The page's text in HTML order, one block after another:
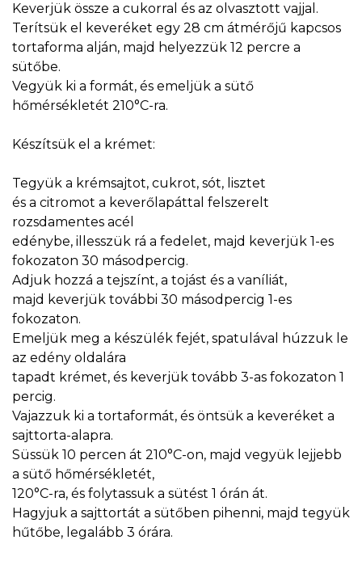
Keverjük össze a cukorral és az olvasztott vajjal.
Terítsük el keveréket egy 28 cm átmérőjű kapcsos
tortaforma alján, majd helyezzük 12 percre a
sütőbe.
Vegyük ki a formát, és emeljük a sütő
hőmérsékletét 210°C-ra.
Készítsük el a krémet:
Tegyük a krémsajtot, cukrot, sót, lisztet
és a citromot a keverőlapáttal felszerelt
rozsdamentes acél
edénybe, illesszük rá a fedelet, majd keverjük 1-es
fokozaton 30 másodpercig.
Adjuk hozzá a tejszínt, a tojást és a vaníliát,
majd keverjük további 30 másodpercig 1-es
fokozaton.
Emeljük meg a készülék fejét, spatulával húzzuk le
az edény oldalára
tapadt krémet, és keverjük tovább 3-as fokozaton 1
percig.
Vajazzuk ki a tortaformát, és öntsük a keveréket a
sajttorta-alapra.
Süssük 10 percen át 210°C-on, majd vegyük lejjebb
a sütő hőmérsékletét,
120°C-ra, és folytassuk a sütést 1 órán át.
Hagyjuk a sajttortát a sütőben pihenni, majd tegyük
hűtőbe, legalább 3 órára.